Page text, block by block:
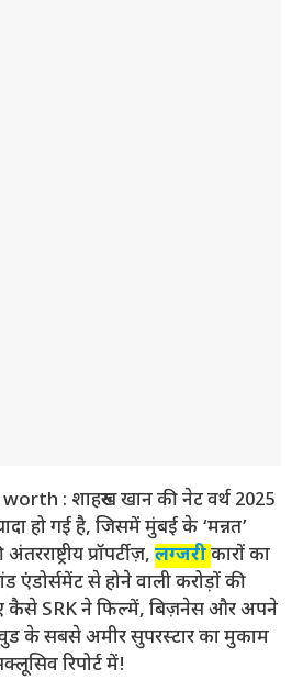
: शाहरुख खान की नेट वर्थ 2025
हो गई है, जिसमें मुंबई के ‘मन्नत’
प्रॉपर्टीज़, लग्जरीकारों का
से होने वाली करोड़ों की
कैसे SRK ने फिल्में, बिज़नेस और अपने
के सबसे अमीर सुपरस्टार का मुकाम
रिपोर्ट में!